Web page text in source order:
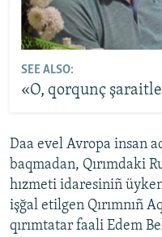
SEE ALSO:
«O, qorqunç
Daa evel Avropa insan
baqmadan, Qırımdaki
hızmeti idaresiniñ
işğal etilgen Qırımnıñ
qırımtatar faali Edem